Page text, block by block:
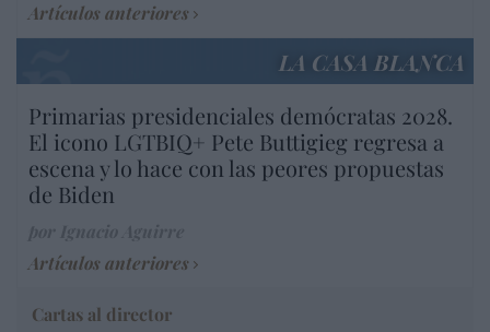
Artículos anteriores
LA CASA BLANCA
Primarias presidenciales demócratas 2028.
El icono LGTBIQ+ Pete Buttigieg regresa a
escena y lo hace con las peores propuestas
de Biden
Artículos anteriores
Cartas al director